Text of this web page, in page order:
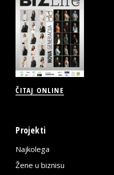
ČITAJ ONLINE
Projekti
Najkolega
Žene u biznisu